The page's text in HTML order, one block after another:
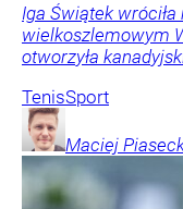
Iga Świątek
wielkoszlemowym
otworzyła
TenisSport
Maciej